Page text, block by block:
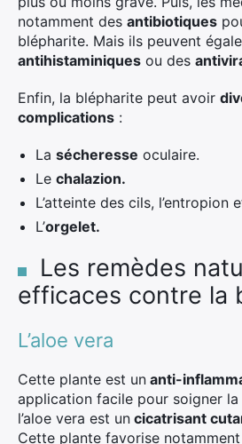
notamment des antibiotiques
blépharite. Mais ils peuvent
antihistaminiques ou des
Enfin, la blépharite peut avoir
complications :
La sécheresse oculaire.
Le chalazion.
L’atteinte des cils, l’entropion
L’orgelet.
Les remèdes
efficaces contre la
L’aloe vera
Cette plante est un anti-
application facile pour soigner la
l’aloe vera est un cicatrisant
Cette plante favorise